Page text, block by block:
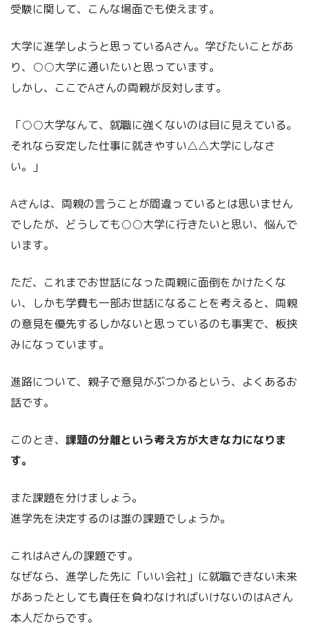
受験に関して、こんな場面でも使えます。
大学に進学しようと思っているAさん。学びたいことがあ
り、○○大学に通いたいと思っています。
しかし、ここでAさんの両親が反対します。
「○○大学なんて、就職に強くないのは目に見えている。
それなら安定した仕事に就きやすい△△大学にしなさ
い。」
Aさんは、両親の言うことが間違っているとは思いません
でしたが、どうしても○○大学に行きたいと思い、悩んで
います。
ただ、これまでお世話になった両親に面倒をかけたくな
い、しかも学費も一部お世話になることを考えると、両親
の意見を優先するしかないと思っているのも事実で、板挟
みになっています。
進路について、親子で意見がぶつかるという、よくあるお
話です。
このとき、 課題の分離という考え方が大きな力になりま
す。
また課題を分けましょう。
進学先を決定するのは誰の課題でしょうか。
これはAさんの課題です。
なぜなら、進学した先に「いい会社」に就職できない未来
があったとしても責任を負わなければいけないのはAさん
本人だからです。